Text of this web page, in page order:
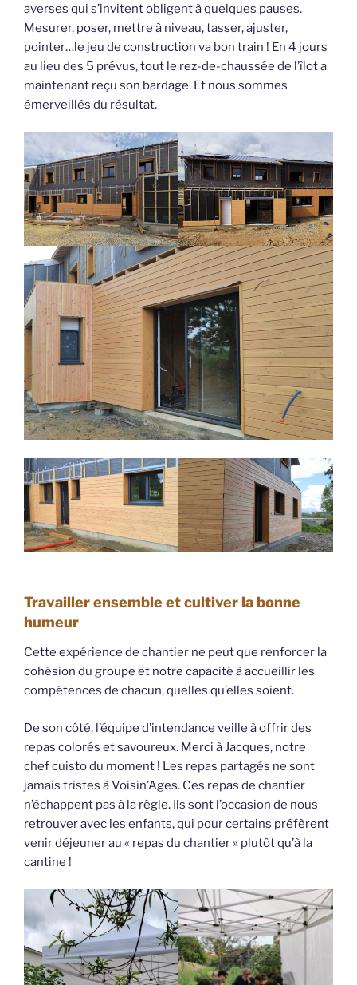
averses qui s’invitent obligent à quelques pauses.
Mesurer, poser, mettre à niveau, tasser, ajuster,
pointer…le jeu de construction va bon train ! En 4 jours
au lieu des 5 prévus, tout le rez-de-chaussée de l’îlot a
maintenant reçu son bardage. Et nous sommes
émerveillés du résultat.
Travailler ensemble et cultiver la bonne
humeur
Cette expérience de chantier ne peut que renforcer la
cohésion du groupe et notre capacité à accueillir les
compétences de chacun, quelles qu’elles soient.
De son côté, l’équipe d’intendance veille à offrir des
repas colorés et savoureux. Merci à Jacques, notre
chef cuisto du moment ! Les repas partagés ne sont
jamais tristes à Voisin’Ages. Ces repas de chantier
n’échappent pas à la règle. Ils sont l’occasion de nous
retrouver avec les enfants, qui pour certains préfèrent
venir déjeuner au « repas du chantier » plutôt qu’à la
cantine !